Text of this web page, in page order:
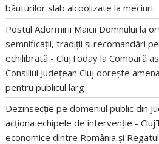
băuturilor slab alcoolizate la meciuri
Postul Adormirii Maicii Domnului la
semnificații, tradiții și recomandări
echilibrată - ClujToday laComoară
Consiliul Județean Cluj dorește
pentru publicul larg
Dezinsecție pe domeniul public din
acționa echipele de intervenție -
economice dintre România și